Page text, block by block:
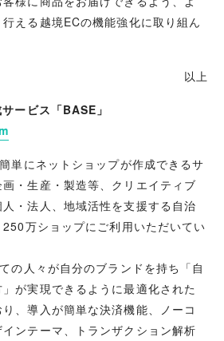
える越境ECの機能強化に取り組ん
以上
サービス「BASE」
単にネットショップが作成できるサ
・生産・製造等、クリエイティブ
・法人、地域活性を支援する自治
万ショップにご利用いただいてい
の人々が自分のブランドを持ち「自
が実現できるように最適化された
、導入が簡単な決済機能、ノーコ
ンテーマ、トランザクション解析